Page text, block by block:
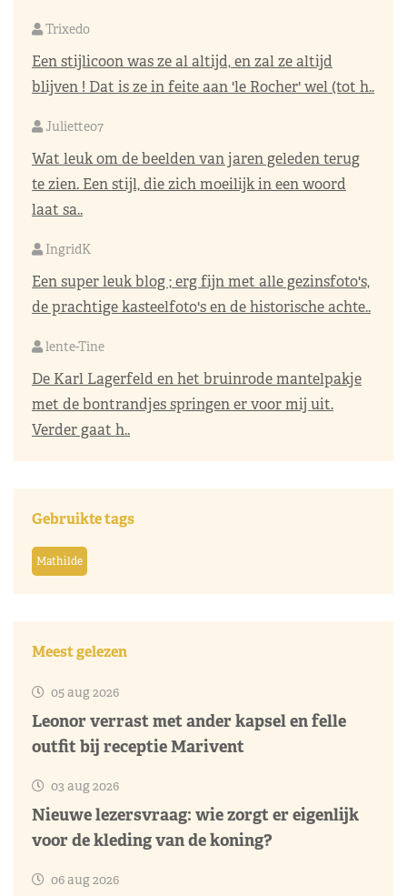
Trixedo
Een stijlicoon was ze al altijd, en zal ze altijd
blijven ! Dat is ze in feite aan 'le Rocher' wel (tot h..
Juliette07
Wat leuk om de beelden van jaren geleden terug
te zien. Een stijl, die zich moeilijk in een woord
laat sa..
IngridK
Een super leuk blog ; erg fijn met alle gezinsfoto's,
de prachtige kasteelfoto's en de historische achte..
lente-Tine
De Karl Lagerfeld en het bruinrode mantelpakje
met de bontrandjes springen er voor mij uit.
Verder gaat h..
Gebruikte tags
Mathilde
Meest gelezen
05 aug 2026
Leonor verrast met ander kapsel en felle
outfit bij receptie Marivent
03 aug 2026
Nieuwe lezersvraag: wie zorgt er eigenlijk
voor de kleding van de koning?
06 aug 2026